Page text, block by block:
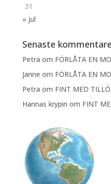
31
« jul
Senaste
Petra om FÖRLÅTA EN
Janne om FÖRLÅTA EN
Petra om FINT MED
Hannas krypin om FINT